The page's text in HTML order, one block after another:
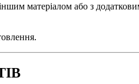
матеріалом або з